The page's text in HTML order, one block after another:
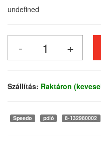
undefined
Szállítás: Raktáron
Speedo póló 8-132980002